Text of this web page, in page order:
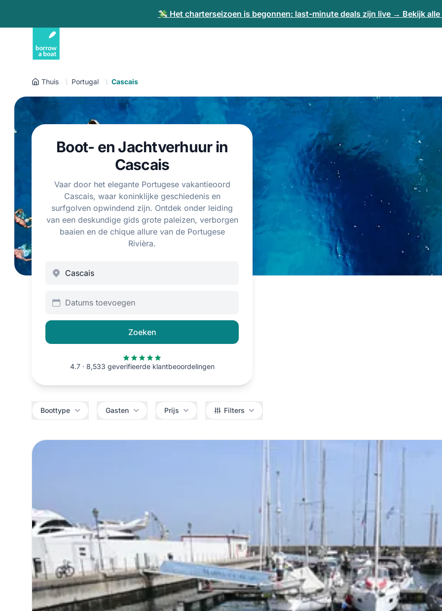
💸 Het charterseizoen is begonnen: last-minute deals zijn live → Bekijk
Thuis Portugal Cascais
Boot- en Jachtverhuur in
Cascais
Vaar door het elegante Portugese vakantieoord
Cascais, waar koninklijke geschiedenis en
surfgolven opwindend zijn. Ontdek onder leiding
van een deskundige gids grote paleizen, verborgen
baaien en de chique allure van de Portugese
Rivièra.
Datums toevoegen
Zoeken
4.7 · 8,533 geverifieerde klantbeoordelingen
Boottype Gasten Prijs Filters